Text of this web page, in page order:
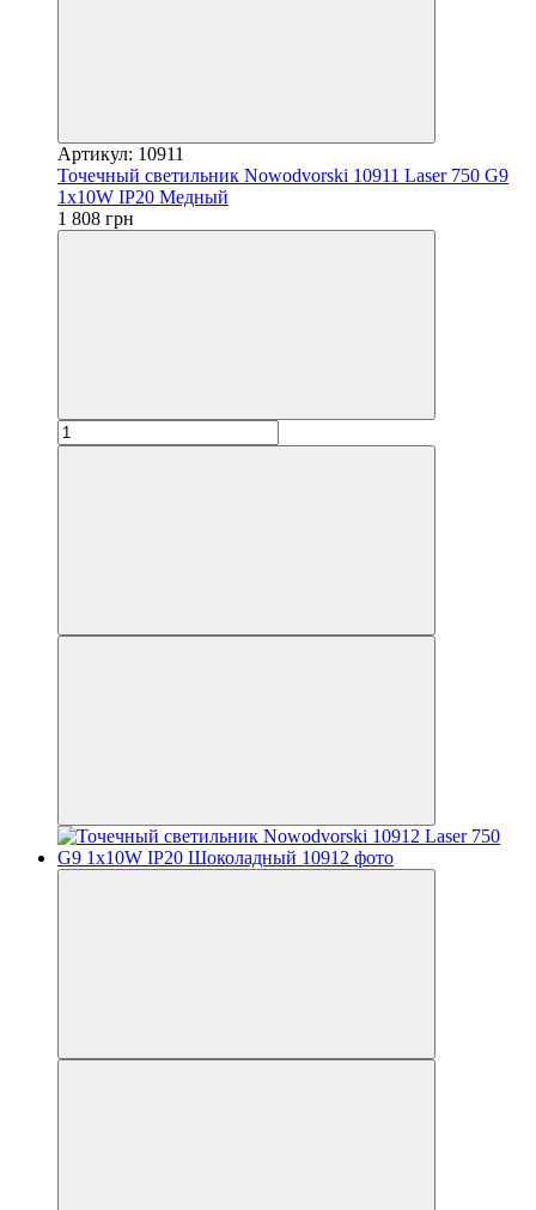
Артикул: 10911
Точечный светильник Nowodvorski 10911 Laser 750 G9
1x10W IP20 Медный
1 808 грн